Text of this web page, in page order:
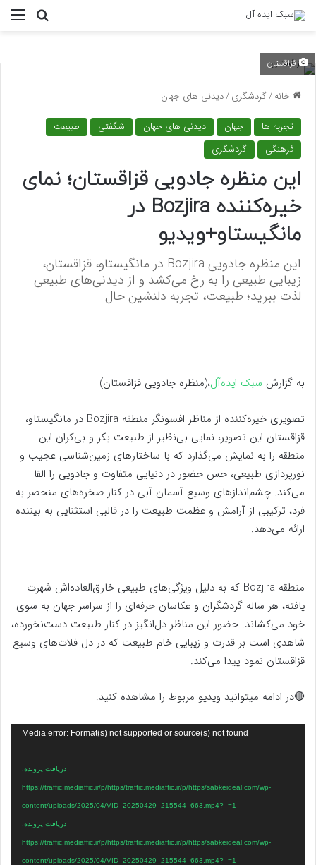
قزاقستان
خانه/گردشگری/دیدنی های جهان
تجربه ها جهان دیدنی های جهان شگفتی
طبیعت
فرهنگی
گردشگری
این منظره جادویی قزاقستان؛ نمای
خیره‌کننده Bozjira در
مانگیستاو+ویدیو
این منظره جادویی Bozjira در مانگیستاو، قزاقستان،
زیبایی طبیعی را به رخ می‌کشد و از دیدنی‌های طبیعی
لذت ببرید؛ طبیعت، تجربه دلنشین حال
به گزارش سبک ایده‌آل،(منظره جادویی قزاقستان)
تصویری خیره‌کننده از مناظر افسونگر منطقه Bozjira در مانگیستاو،
قزاقستان این تصویر، نمایی بی‌نظیر از طبیعت بکر و بی‌کران این
منطقه را به نمایش می‌گذارد که با ساختارهای زمین‌شناسی عجیب و
نورپردازی طبیعی، حس حضور در دنیایی متفاوت و جادویی را القا
می‌کند. چشم‌اندازهای وسیع آسمان آبی در کنار صخره‌های منحصر به
فرد، ترکیبی از آرامش و عظمت طبیعت را در قالبی استثنایی به بیننده
ارائه می‌دهد.
منطقه Bozjira که به دلیل ویژگی‌های طبیعی خارق‌العاده‌اش شهرت
یافته، هر ساله گردشگران و عکاسان حرفه‌ای را از سراسر جهان به سوی
خود می‌کشاند. حضور این مناظر دل‌انگیز در کنار طبیعت دست‌نخورده،
شاهدی است بر قدرت و زیبایی خام طبیعت که در دل فلات‌های وسیع
قزاقستان نمود پیدا می‌کند.
🔴در ادامه میتوانید ویدیو مربوط را مشاهده کنید:
Media error: Format(s) not supported or source(s) not found
دریافت پرونده:
https://traffic.mediaffic.ir/p/https/traffic.mediaffic.ir/p/https/sabkeideal.com/wp-
content/uploads/2025/04/VID_20250429_215544_663.mp4?_=1
دریافت پرونده:
https://traffic.mediaffic.ir/p/https/traffic.mediaffic.ir/p/https/sabkeideal.com/wp-
content/uploads/2025/04/VID_20250429_215544_663.mp4?_=1